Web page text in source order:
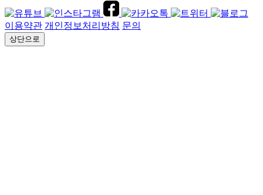
이용약관 개인정보처리방침 문의
상단으로